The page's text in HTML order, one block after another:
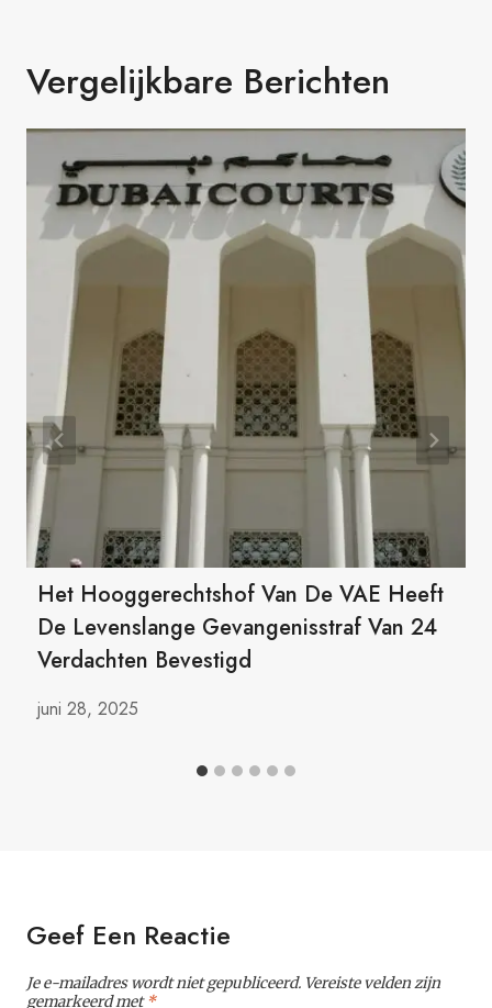
Vergelijkbare Berichten
Het Hooggerechtshof Van De VAE Heeft
De Levenslange Gevangenisstraf Van 24
Verdachten Bevestigd
juni 28, 2025
Geef Een Reactie
Je e-mailadres wordt niet gepubliceerd. Vereiste velden zijn
gemarkeerd met*